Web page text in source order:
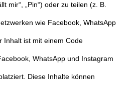
mir“, „Pin“) oder zu teilen (z. B.
wie Facebook, WhatsApp
Inhalt ist mit einem Code
WhatsApp und Instagram
Diese Inhalte können